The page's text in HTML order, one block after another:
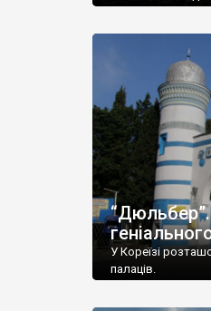
“Дюльбер”.
У Кореїзі
палаців.